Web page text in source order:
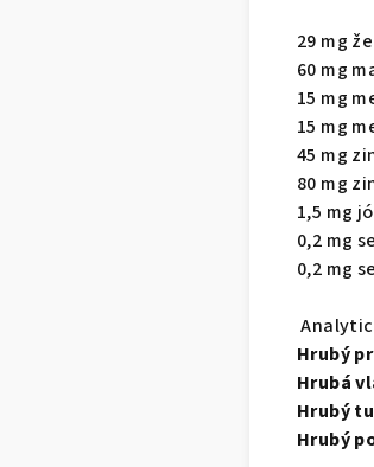
29 mg
60 mg
15 mg
15 mg
45 mg
80 mg
1,5 mg
0,2 mg
0,2 mg
Hrubý
Hrubá
Hrubý
Hrubý